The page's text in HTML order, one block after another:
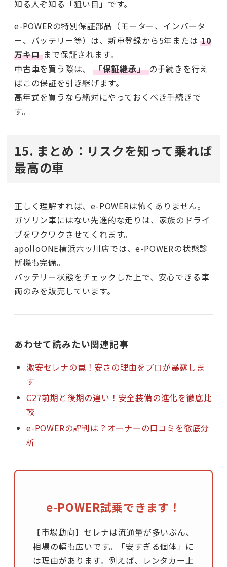
知る人ぞ知る「狙い目」です。
e-POWERの特別保証部品（モーター、インバータ
ー、バッテリー等）は、新車登録から5年または10
万キロまで保証されます。
中古車を買う際は、「保証継承」の手続きを行え
ばこの保証を引き継げます。
高年式を買うなら絶対にやっておくべき手続きで
す。
15. まとめ：リスクを知って乗れば
最高の車
正しく理解すれば、e-POWERは怖くありません。
ガソリン車にはない先進的な走りは、家族のドライ
ブをワクワクさせてくれます。
apolloONE横浜六ッ川店では、e-POWERの状態診
断機も完備。
バッテリー状態をチェックした上で、安心できる車
両のみを販売しています。
あわせて読みたい関連記事
激安セレナの罠！安さの理由をプロが暴露しま
す
C27前期と後期の違い！安全装備の進化を徹底比
較
e-POWERの評判は？オーナーの口コミを徹底分
析
e-POWER試乗できます！
【市場動向】セレナは流通量が多いぶん、
相場の幅も広いです。「安すぎる個体」に
は理由があります。例えば、レンタカー上